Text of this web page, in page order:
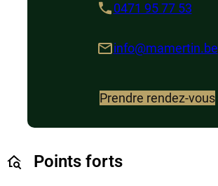
0471 95 77 53
info@mamertin.be
Prendre rendez-vous
Points forts